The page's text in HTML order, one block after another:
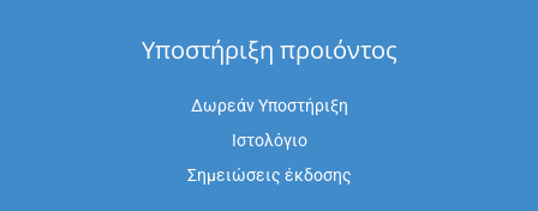
Υποστήριξη προιόντος
Δωρεάν Υποστήριξη
Ιστολόγιο
Σημειώσεις έκδοσης